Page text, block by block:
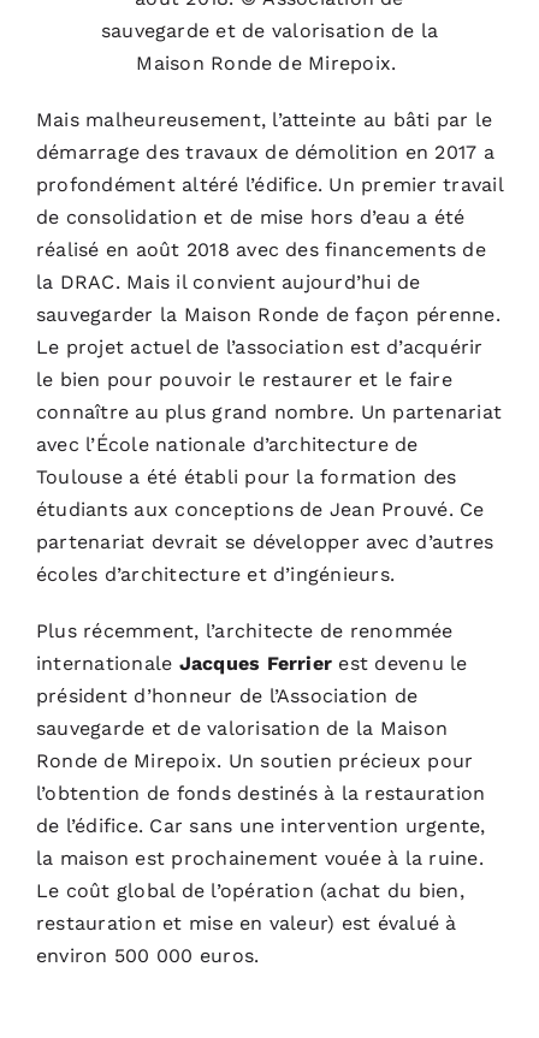
sauvegarde et de valorisation de la
Maison Ronde de Mirepoix.
Mais malheureusement, l’atteinte au bâti par le
démarrage des travaux de démolition en 2017 a
profondément altéré l’édifice. Un premier travail
de consolidation et de mise hors d’eau a été
réalisé en août 2018 avec des financements de
la DRAC. Mais il convient aujourd’hui de
sauvegarder la Maison Ronde de façon pérenne.
Le projet actuel de l’association est d’acquérir
le bien pour pouvoir le restaurer et le faire
connaître au plus grand nombre. Un partenariat
avec l’École nationale d’architecture de
Toulouse a été établi pour la formation des
étudiants aux conceptions de Jean Prouvé. Ce
partenariat devrait se développer avec d’autres
écoles d’architecture et d’ingénieurs.
Plus récemment, l’architecte de renommée
internationale Jacques Ferrier est devenu le
président d’honneur de l’Association de
sauvegarde et de valorisation de la Maison
Ronde de Mirepoix. Un soutien précieux pour
l’obtention de fonds destinés à la restauration
de l’édifice. Car sans une intervention urgente,
la maison est prochainement vouée à la ruine.
Le coût global de l’opération (achat du bien,
restauration et mise en valeur) est évalué à
environ 500 000 euros.